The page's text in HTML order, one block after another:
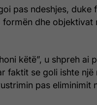
pas ndeshjes, duke
formën dhe objektivat
këtë”, u shpreh ai
faktit se goli ishte një
pas eliminimit